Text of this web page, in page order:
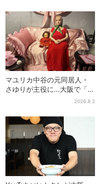
夏イベント
マユリカ中谷の元同居人・
さゆりが主役に…大阪で「呪
物展」開催、コンセプト2026.8.2